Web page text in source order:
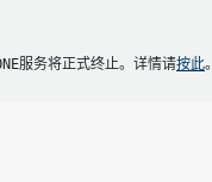
服务将正式终止。详情请按此。